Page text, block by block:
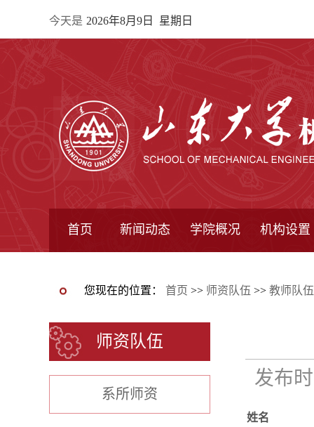
今天是 2026年8月9日 星期日
首页 新闻动态 学院概况 机构设置
您现在的位置： 首页 >> 师资队伍 >> 教师队伍
师资队伍
系所师资
发布
姓名